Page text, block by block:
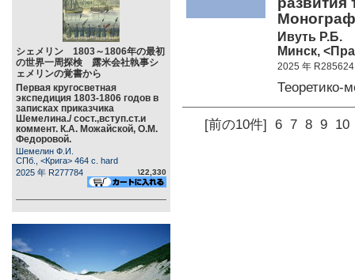
シェメリン 1803～1806年の最初
の世界一周探検 露米会社執事シ
ェメリンの覚書から
Первая кругосветная
экспедиция 1803-1806 годов в
записках приказчика
Шемелина./ сост.,вступ.ст.и
коммент. К.А. Можайской, О.М.
Федоровой.
Шемелин Ф.И.
СПб., <Крига> 464 c. hard
2025 年 R277784
\22,330
Ивуть Р.Б.
Минск,
2025 年 R285624
Теоретико-
[前の10件] 6 7 8 9 10